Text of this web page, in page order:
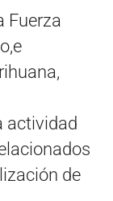
Fuerza
actividad
de